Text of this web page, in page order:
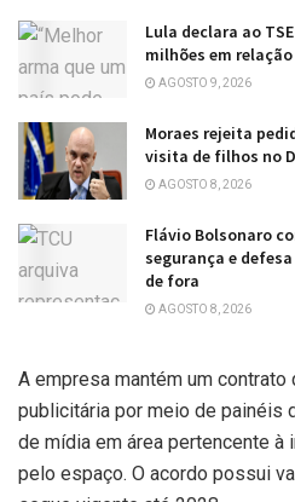
Lula declara ao
milhões em relação
AGOSTO 9, 2026
Moraes rejeita
visita de filhos no
AGOSTO 8, 2026
Flávio Bolsonaro
segurança e
de fora
AGOSTO 8, 2026
A empresa mantém um contrato
publicitária por meio de painéis
de mídia em área pertencente à
pelo espaço. O acordo possui